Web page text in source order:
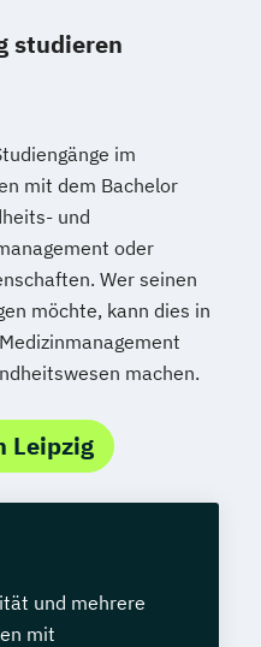
studieren
im
mit dem Bachelor
und
oder
Wer seinen
möchte, kann dies in
machen.
Leipzig
und mehrere
mit